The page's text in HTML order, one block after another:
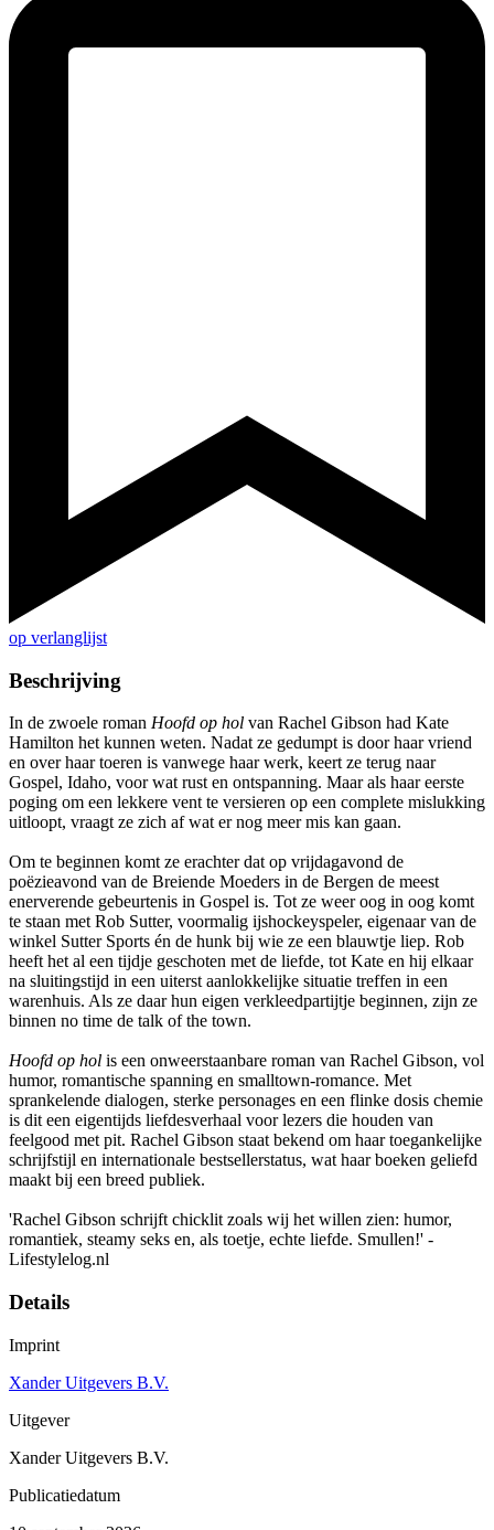
op verlanglijst
Beschrijving
In de zwoele roman Hoofd op hol van Rachel Gibson had Kate
Hamilton het kunnen weten. Nadat ze gedumpt is door haar vriend
en over haar toeren is vanwege haar werk, keert ze terug naar
Gospel, Idaho, voor wat rust en ontspanning. Maar als haar eerste
poging om een lekkere vent te versieren op een complete mislukking
uitloopt, vraagt ze zich af wat er nog meer mis kan gaan.
Om te beginnen komt ze erachter dat op vrijdagavond de
poëzieavond van de Breiende Moeders in de Bergen de meest
enerverende gebeurtenis in Gospel is. Tot ze weer oog in oog komt
te staan met Rob Sutter, voormalig ijshockeyspeler, eigenaar van de
winkel Sutter Sports én de hunk bij wie ze een blauwtje liep. Rob
heeft het al een tijdje geschoten met de liefde, tot Kate en hij elkaar
na sluitingstijd in een uiterst aanlokkelijke situatie treffen in een
warenhuis. Als ze daar hun eigen verkleedpartijtje beginnen, zijn ze
binnen no time de talk of the town.
Hoofd op hol is een onweerstaanbare roman van Rachel Gibson, vol
humor, romantische spanning en smalltown-romance. Met
sprankelende dialogen, sterke personages en een flinke dosis chemie
is dit een eigentijds liefdesverhaal voor lezers die houden van
feelgood met pit. Rachel Gibson staat bekend om haar toegankelijke
schrijfstijl en internationale bestsellerstatus, wat haar boeken geliefd
maakt bij een breed publiek.
'Rachel Gibson schrijft chicklit zoals wij het willen zien: humor,
romantiek, steamy seks en, als toetje, echte liefde. Smullen!' -
Lifestylelog.nl
Details
Imprint
Xander Uitgevers B.V.
Uitgever
Xander Uitgevers B.V.
Publicatiedatum